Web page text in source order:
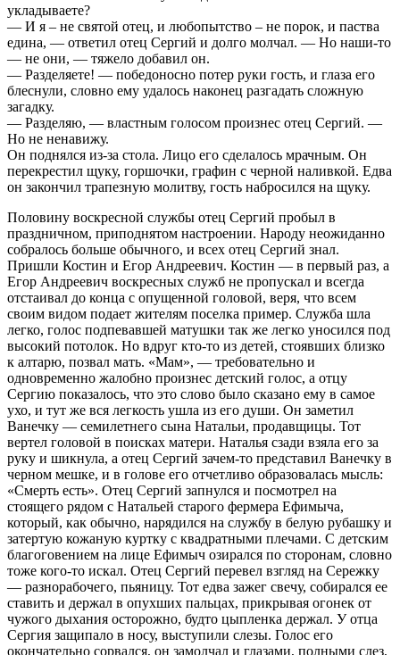
укладываете?
— И я – не святой отец, и любопытство – не порок, и паства
едина, — ответил отец Сергий и долго молчал. — Но наши-то
— не они, — тяжело добавил он.
— Разделяете! — победоносно потер руки гость, и глаза его
блеснули, словно ему удалось наконец разгадать сложную
загадку.
— Разделяю, — властным голосом произнес отец Сергий. —
Но не ненавижу.
Он поднялся из-за стола. Лицо его сделалось мрачным. Он
перекрестил щуку, горшочки, графин с черной наливкой. Едва
он закончил трапезную молитву, гость набросился на щуку.
Половину воскресной службы отец Сергий пробыл в
праздничном, приподнятом настроении. Народу неожиданно
собралось больше обычного, и всех отец Сергий знал.
Пришли Костин и Егор Андреевич. Костин — в первый раз, а
Егор Андреевич воскресных служб не пропускал и всегда
отстаивал до конца с опущенной головой, веря, что всем
своим видом подает жителям поселка пример. Служба шла
легко, голос подпевавшей матушки так же легко уносился под
высокий потолок. Но вдруг кто-то из детей, стоявших близко
к алтарю, позвал мать. «Мам», — требовательно и
одновременно жалобно произнес детский голос, а отцу
Сергию показалось, что это слово было сказано ему в самое
ухо, и тут же вся легкость ушла из его души. Он заметил
Ванечку — семилетнего сына Натальи, продавщицы. Тот
вертел головой в поисках матери. Наталья сзади взяла его за
руку и шикнула, а отец Сергий зачем-то представил Ванечку в
черном мешке, и в голове его отчетливо образовалась мысль:
«Смерть есть». Отец Сергий запнулся и посмотрел на
стоящего рядом с Натальей старого фермера Ефимыча,
который, как обычно, нарядился на службу в белую рубашку и
затертую кожаную куртку с квадратными плечами. С детским
благоговением на лице Ефимыч озирался по сторонам, словно
тоже кого-то искал. Отец Сергий перевел взгляд на Сережку
— разнорабочего, пьяницу. Тот едва зажег свечу, собирался ее
ставить и держал в опухших пальцах, прикрывая огонек от
чужого дыхания осторожно, будто цыпленка держал. У отца
Сергия защипало в носу, выступили слезы. Голос его
окончательно сорвался, он замолчал и глазами, полными слез,